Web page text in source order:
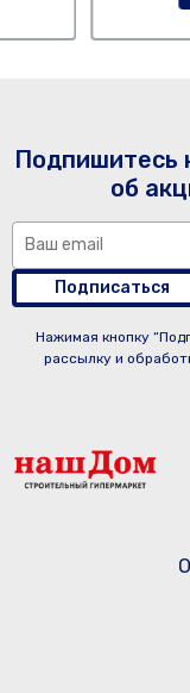
Подпишитесь
об
Подписаться
Нажимая кнопку
рассылку и